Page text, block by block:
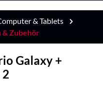
& Tablets
& Zubehör
Galaxy +